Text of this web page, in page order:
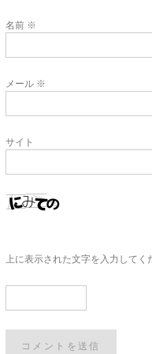
名前 ※
メール ※
サイト
上に表示された文字を入力してく